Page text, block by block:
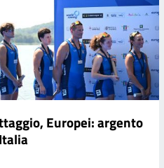
Europei: argento